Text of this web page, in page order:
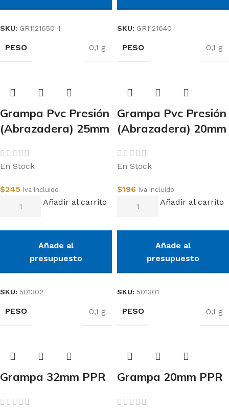
SKU: GR1121650-1
PESO 0,1 g
SKU: GR1121640
PESO 0,1 g
Grampa Pvc Presión
(Abrazadera) 25mm
En Stock
$245 Iva Incluido
Añadir al carrito
Añade al
presupuesto
SKU: 501302
PESO 0,1 g
Grampa Pvc Presión
(Abrazadera) 20mm
En Stock
$196 Iva Incluido
Añadir al carrito
Añade al
presupuesto
SKU: 501301
PESO 0,1 g
Grampa 32mm PPR Grampa 20mm PPR